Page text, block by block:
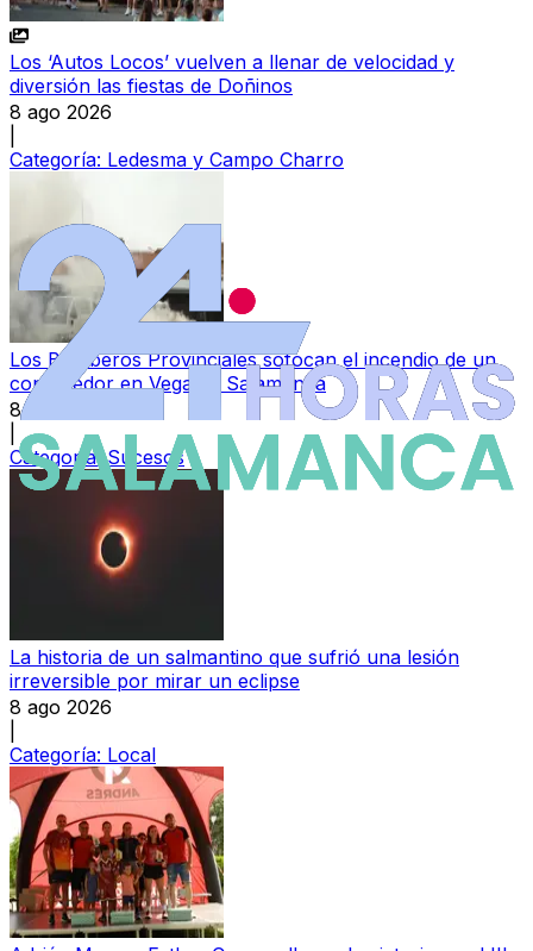
Los ‘Autos Locos’ vuelven a llenar de velocidad y
diversión las fiestas de Doñinos
8 ago 2026
Categoría: Ledesma y Campo Charro
Los Bomberos Provinciales sofocan el incendio de un
contenedor en Vega de Salamanca
8 ago 2026
Categoría:Sucesos
La historia de un salmantino que sufrió una lesión
irreversible por mirar un eclipse
8 ago 2026
Categoría: Local